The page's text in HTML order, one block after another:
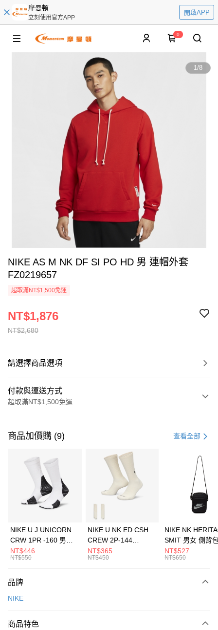
摩曼頓
立刻使用官方APP
開啟APP
0
1/8
NIKE AS M NK DF SI PO HD 男 連帽外套
FZ0219657
超取滿NT$1,500免運
NT$2,680
NT$1,876
請選擇商品選項
付款與運送方式
超取滿NT$1,500免運
信用卡一次付款
3 期 0 利率 每期 21家銀行
合作金庫商業銀行
第一商業銀行
華南商業銀行
彰化商業銀行
上海商業儲蓄銀行
元大商業銀行
台灣樂天信用卡公司
Apple Pay
全盈+PAY
AFTEE先享後付
【關於「AFTEE先享後付」】
便利好安心！
３．安心：先確認商品／服務後，再付款。
運送方式
每筆NT$100，滿NT$1,500(含以上)免運費
商品加價購 (9) 查看全部
NIKE U J UNICORN
CRW 1PR -160 男女
中統襪 FZ3393100
NT$446
NT$550
NIKE U NK ED CSH
CREW 2P-144
EMBRDY 男女 短統襪
FZ3073133
NT$365
NT$450
NIKE NK
SMIT 男女 側背
BA5871010
NT$527
NT$650
品牌
NIKE
商品特色